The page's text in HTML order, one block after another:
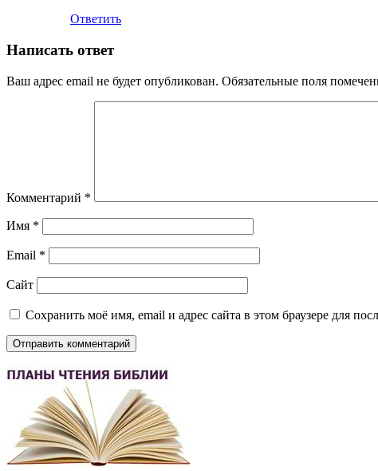
Ответить
Написать ответ
Ваш адрес email не будет опубликован. Обязательные поля
Комментарий *
Имя *
Email *
Сайт
Сохранить моё имя, email и адрес сайта в этом браузере для